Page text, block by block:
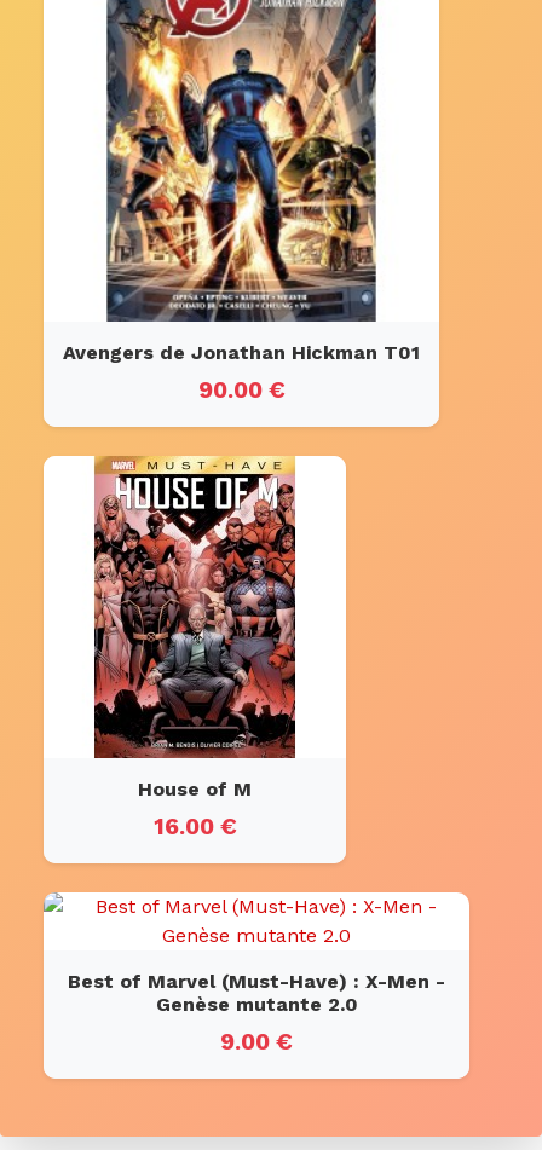
Avengers de Jonathan Hickman T01
90.00 €
House of M
16.00 €
Best of Marvel (Must-Have) : X-Men -
Genèse mutante 2.0
9.00 €